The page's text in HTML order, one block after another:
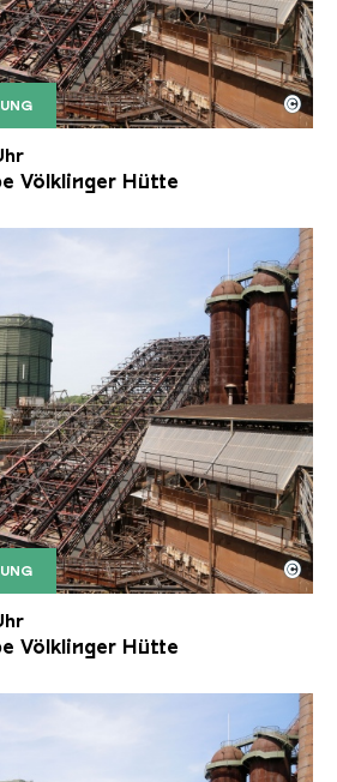
der Völklinger Hütte mit
Völklinger Hütte | Karl
©
Völklinger Hütte
der Völklinger Hütte mit
Völklinger Hütte | Karl
©
Völklinger Hütte